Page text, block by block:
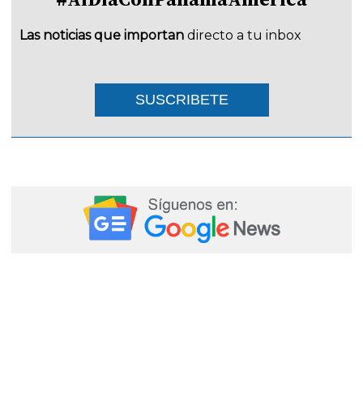
Las noticias que importan directo a tu inbox
SUSCRIBETE